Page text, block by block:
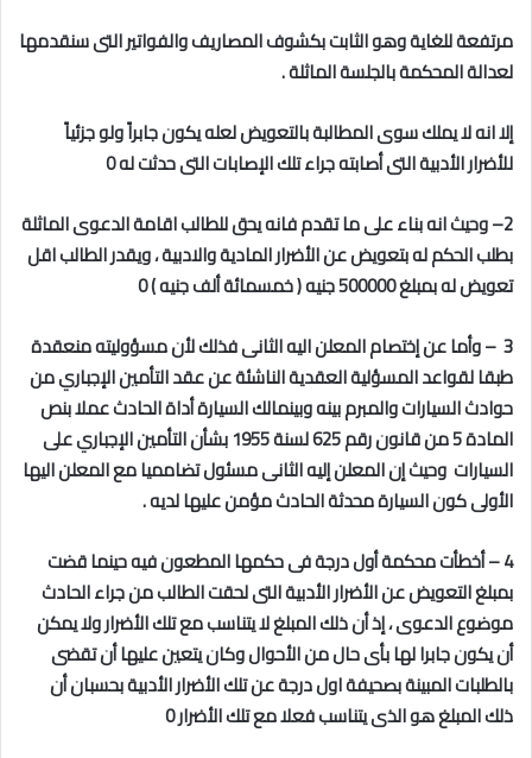
مرتفعة للغاية وهو الثابت بكشوف المصاريف والفواتير التى سنقدمها
لعدالة المحكمة بالجلسة الماثلة .
إلا انه لا يملك سوى المطالبة بالتعويض لعله يكون جابراً ولو جزئياً
للأضرار الأدبية التى أصابته جراء تلك الإصابات التى حدثت له 0
2– وحيث انه بناء على ما تقدم فانه يحق للطالب اقامة الدعوى الماثلة
بطلب الحكم له بتعويض عن الأضرار المادية والادبية ، ويقدر الطالب اقل
تعويض له بمبلغ 500000 جنيه ( خمسمائة ألف جنيه ) 0
3 – وأما عن إختصام المعلن اليه الثانى فذلك لأن مسؤوليته منعقدة
طبقا لقواعد المسؤلية العقدية الناشئة عن عقد التأمين الإجباري من
حوادث السيارات والمبرم بينه وبينمالك السيارة أداة الحادث عملا بنص
المادة 5 من قانون رقم 625 لسنة 1955 بشأن التأمين الإجباري على
السيارات وحيث إن المعلن إليه الثانى مسئول تضامميا مع المعلن اليها
الأولى كون السيارة محدثة الحادث مؤمن عليها لديه .
4 – أخطأت محكمة أول درجة فى حكمها المطعون فيه حينما قضت
بمبلغ التعويض عن الأضرار الأدبية التى لحقت الطالب من جراء الحادث
موضوع الدعوى ، إذ أن ذلك المبلغ لا يتناسب مع تلك الأضرار ولا يمكن
أن يكون جابرا لها بأى حال من الأحوال وكان يتعين عليها أن تقضى
بالطلبات المبينة بصحيفة اول درجة عن تلك الأضرار الأدبية بحسبان أن
ذلك المبلغ هو الذى يتناسب فعلا مع تلك الأضرار 0